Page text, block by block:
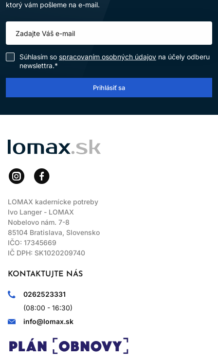
ktorý vám pošleme na e-mail.
Súhlasím so spracovaním osobných údajov na účely odberu
newslettra.*
Prihlásiť sa
LOMAX
LOMAX kadernícke potreby
Ivo Langer - LOMAX
Nobelovo nám. 7-8
85104 Bratislava, Slovensko
IČO: 17345669
IČ DPH: SK1020209740
KONTAKTUJTE NÁS
0262523331
(08:00 - 16:30)
info@lomax.sk